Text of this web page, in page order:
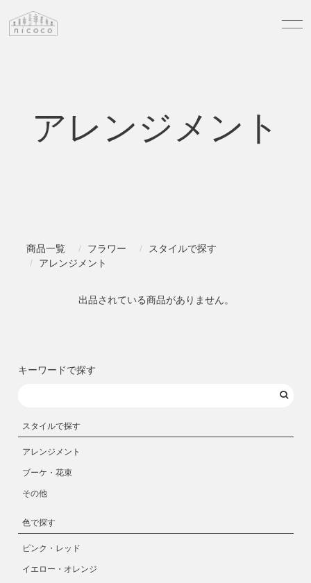
アレンジメント
商品一覧 フラワー
スタイルで探す
アレンジメント
出品されている商品がありません。
キーワードで探す
スタイルで探す
アレンジメント
ブーケ・花束
その他
色で探す
ピンク・レッド
イエロー・オレンジ